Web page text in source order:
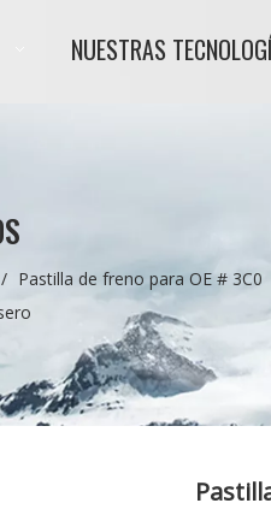
NUESTRAS
/ Pastilla de freno para OE # 3C0